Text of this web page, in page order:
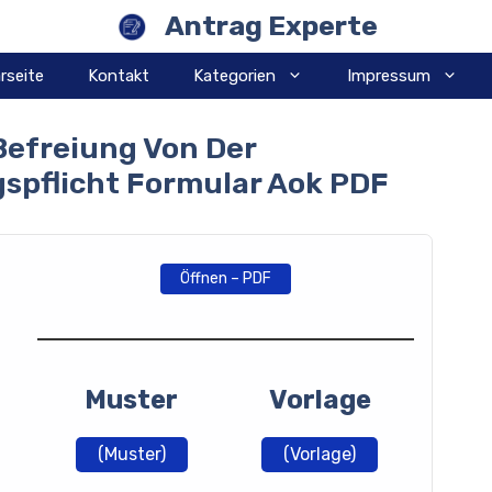
Antrag Experte
Kontakt Kategorien Impressum
Von Der
Formular Aok PDF
Öffnen – PDF
Muster
(Muster)
Vorlage
(Vorlage)